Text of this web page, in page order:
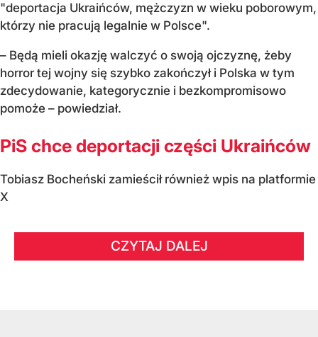
"deportacja Ukraińców, mężczyzn w wieku poborowym,
którzy nie pracują legalnie w Polsce".
– Będą mieli okazję walczyć o swoją ojczyznę, żeby
horror tej wojny się szybko zakończył i Polska w tym
zdecydowanie, kategorycznie i bezkompromisowo
pomoże – powiedział.
PiS chce deportacji części Ukraińców
Tobiasz Bocheński zamieścił również wpis na platformie
X
CZYTAJ DALEJ